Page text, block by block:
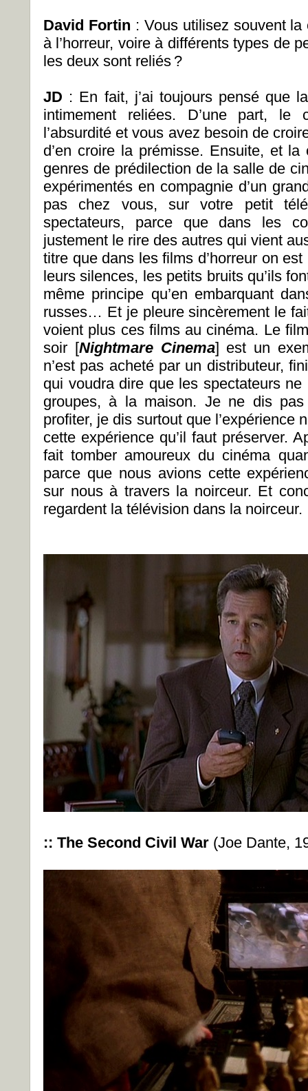
David Fortin : Vous utilisez souvent
à l’horreur, voire à différents types de
les deux sont reliés ?
JD : En fait, j’ai toujours pensé que
intimement reliées. D’une part, le
l’absurdité et vous avez besoin de
d’en croire la prémisse. Ensuite, et la
genres de prédilection de la salle de
expérimentés en compagnie d’un
pas chez vous, sur votre petit
spectateurs, parce que dans les
justement le rire des autres qui vient
titre que dans les films d’horreur on
leurs silences, les petits bruits qu’ils
même principe qu’en embarquant
russes… Et je pleure sincèrement le
voient plus ces films au cinéma. Le
soir [Nightmare Cinema] est un
n’est pas acheté par un distributeur,
qui voudra dire que les spectateurs
groupes, à la maison. Je ne dis pas
profiter, je dis surtout que l’expérience
cette expérience qu’il faut préserver.
fait tomber amoureux du cinéma
parce que nous avions cette
sur nous à travers la noirceur. Et
regardent la télévision dans la noirceur.
:: The Second Civil War (Joe Dante,